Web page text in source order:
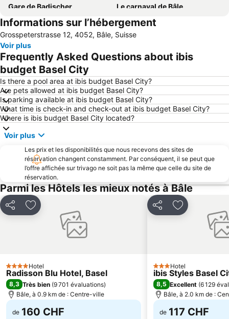
Gare de Badischer
Le carnaval de Bâle
Old Town Little Basel
Spalentor
Flughafen Grenchen
AQUALON Therme
Cassiopeia Thermal Spa
Feldberg
Bahnhof
Stadt-Casino Basel
Palais des Congrès de Bâle
Basel Old Town
Fondation Beyeler
St Johann
Stücki
Steinwasen-Park
Bruderholz
Kleinhüningen
Bahnhof Brugg
Gare Centrale de Mulhouse-Ville
Schauisland
Burgäschisee
Grand Casino de Bâle
Gundeldingen
Baseler Weihnachtsmarkt
Old town of Zofingen
Marché de Noël de Mulhouse
Belchen-Seilbahn
Old Town Great Basel
Parc aquatique Laguna
Cathédrale de Bâle
Port de Bâle
Parc des Eaux Vives
Feldsee
Musée d'Art de Bâle
Informations sur l’hébergement
Grosspeterstrasse 12, 4052, Bâle, Suisse
Voir plus
Frequently Asked Questions about ibis
budget Basel City
Is there a pool area at ibis budget Basel City?
Are pets allowed at ibis budget Basel City?
Is parking available at ibis budget Basel City?
What time is check-in and check-out at ibis budget Basel City?
Where is ibis budget Basel City located?
Voir plus
Les prix et les disponibilités que nous recevons des sites de
réservation changent constamment. Par conséquent, il se peut que
l’offre affichée sur trivago ne soit pas la même que celle du site de
réservation.
Parmi les Hôtels les mieux notés à Bâle
PartagerAjouter à mes favoris
4 ÉtoilesHotel
Radisson Blu Hotel, Basel
8,3 Très bien (9 701 évaluations)
Bâle, à 0.9 km de : Centre-ville
de 160 CHF
PartagerAjouter à
3 Étoiles
Hotel
ibis Styles Basel
8,5 Excellent (6 129
Bâle, à 2.0 km de :
de 117 CHF